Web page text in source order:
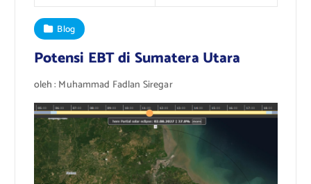
Blog
Potensi EBT di Sumatera Utara
oleh : Muhammad Fadlan Siregar